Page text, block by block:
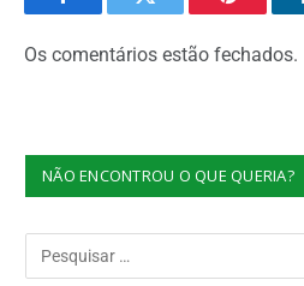
FacebookTwitter Pinterest
Os comentários estão fechados.
NÃO ENCONTROU O QUE QUERIA?